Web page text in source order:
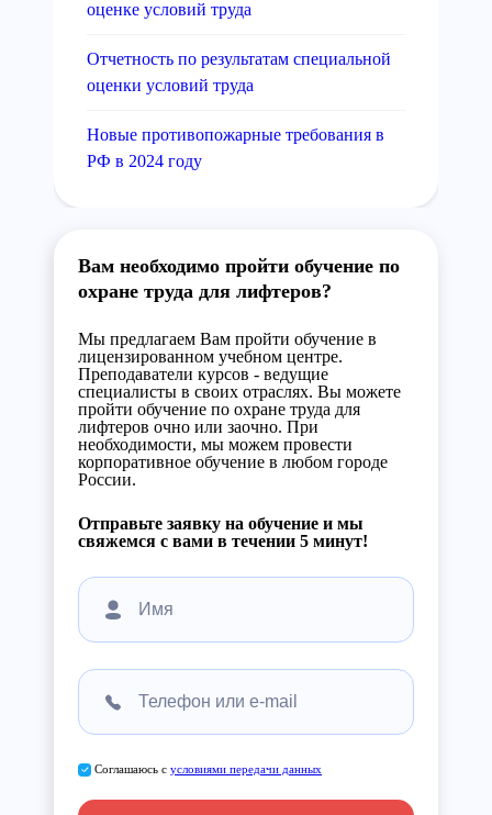
оценке условий труда
Отчетность по результатам специальной
оценки условий труда
Новые противопожарные требования в
РФ в 2024 году
Вам необходимо пройти обучение по
охране труда для лифтеров?
Мы предлагаем Вам пройти обучение в
лицензированном учебном центре.
Преподаватели курсов - ведущие
специалисты в своих отраслях. Вы можете
пройти обучение по охране труда для
лифтеров очно или заочно. При
необходимости, мы можем провести
корпоративное обучение в любом городе
России.
Отправьте заявку на обучение и мы
свяжемся с вами в течении 5 минут!
Соглашаюсь с условиями передачи данных